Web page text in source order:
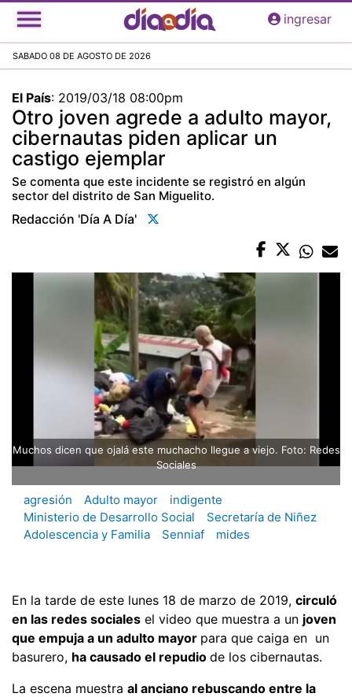
Pasar
al
principal
ingresar
SABADO 08 DE AGOSTO DE 2026
El País: 2019/03/18 08:00pm
Otro joven agrede a adulto mayor,
cibernautas piden aplicar un
castigo ejemplar
Se comenta que este incidente se registró en algún
sector del distrito de San Miguelito.
Redacción 'día A Día'
Muchos dicen que ojalá este muchacho llegue a viejo. Foto: Redes
Sociales
agresión Adulto mayor
indigente
Ministerio de Desarrollo Social
Secretaría de Niñez
Adolescencia y Familia
Senniaf mides
En la tarde de este lunes 18 de marzo de 2019, circuló
en las redes sociales el video que muestra a un joven
que empuja a un adulto mayor para que caiga en un
basurero, ha causado el repudio de los cibernautas.
La escena muestra al anciano rebuscando entre la